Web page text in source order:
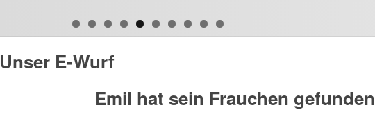
Unser E-Wurf
Emil hat sein Frauchen gefunden